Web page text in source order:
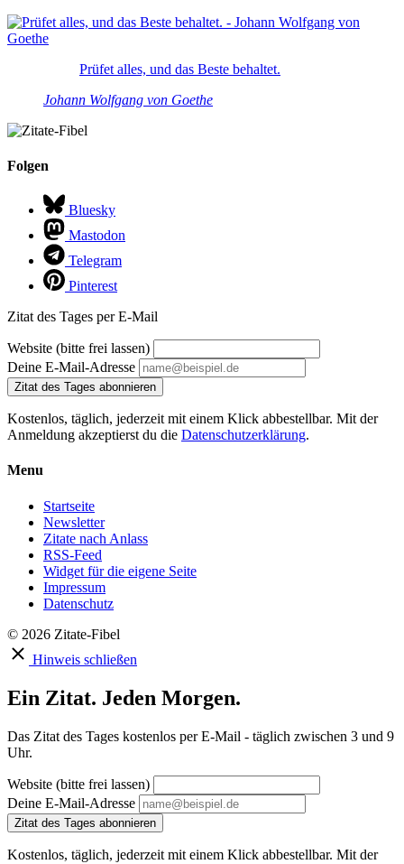
Prüfet alles, und das Beste behaltet.
Johann Wolfgang von Goethe
Folgen
Bluesky
Mastodon
Telegram
Pinterest
Zitat des Tages per E-Mail
Website (bitte frei lassen)
Deine E-Mail-Adresse
Zitat des Tages abonnieren
Kostenlos, täglich, jederzeit mit einem Klick abbestellbar. Mit der
Anmeldung akzeptierst du die Datenschutzerklärung.
Menu
Startseite
Newsletter
Zitate nach Anlass
RSS-Feed
Widget für die eigene Seite
Impressum
Datenschutz
© 2026 Zitate-Fibel
Hinweis schließen
Ein Zitat. Jeden Morgen.
Das Zitat des Tages kostenlos per E-Mail - täglich zwischen 3 und 9
Uhr.
Website (bitte frei lassen)
Deine E-Mail-Adresse
Zitat des Tages abonnieren
Kostenlos, täglich, jederzeit mit einem Klick abbestellbar. Mit der